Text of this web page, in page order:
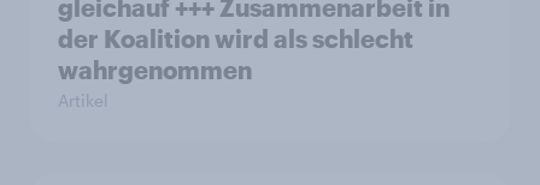
gleichauf +++ Zusammenarbeit in
der Koalition wird als schlecht
wahrgenommen
Artikel